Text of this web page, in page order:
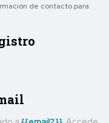
de contacto para